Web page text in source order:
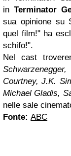
inTerminator
sua opinione su
quel film!" ha
schifo!".
Nel cast
Courtney, J.K.
Michael Gladis,
nelle sale
Fonte: ABC